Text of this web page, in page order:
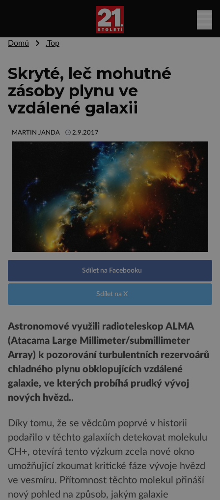
Domů .Top
Skryté, leč mohutné
zásoby plynu ve
vzdálené galaxii
MARTIN JANDA 2.9.2017
Sdílet na Facebooku
Sdílet na X
Astronomové využili radioteleskop ALMA
(Atacama Large Millimeter/submillimeter
Array) k pozorování turbulentních rezervoárů
chladného plynu obklopujících vzdálené
galaxie, ve kterých probíhá prudký vývoj
nových hvězd..
Díky tomu, že se vědcům poprvé v historii
podařilo v těchto galaxiích detekovat molekulu
CH+, otevírá tento výzkum zcela nové okno
umožňující zkoumat kritické fáze vývoje hvězd
ve vesmíru. Přítomnost těchto molekul přináší
nový pohled na způsob, jakým galaxie